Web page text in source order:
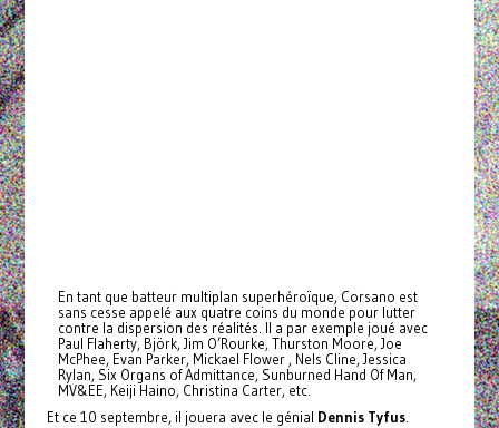
En tant que batteur multiplan superhéroïque, Corsano est
sans cesse appelé aux quatre coins du monde pour lutter
contre la dispersion des réalités. Il a par exemple joué avec
Paul Flaherty, Björk, Jim O’Rourke, Thurston Moore, Joe
McPhee, Evan Parker, Mickael Flower , Nels Cline, Jessica
Rylan, Six Organs of Admittance, Sunburned Hand Of Man,
MV&EE, Keiji Haino, Christina Carter, etc.
Et ce 10 septembre, il jouera avec le génial Dennis Tyfus.